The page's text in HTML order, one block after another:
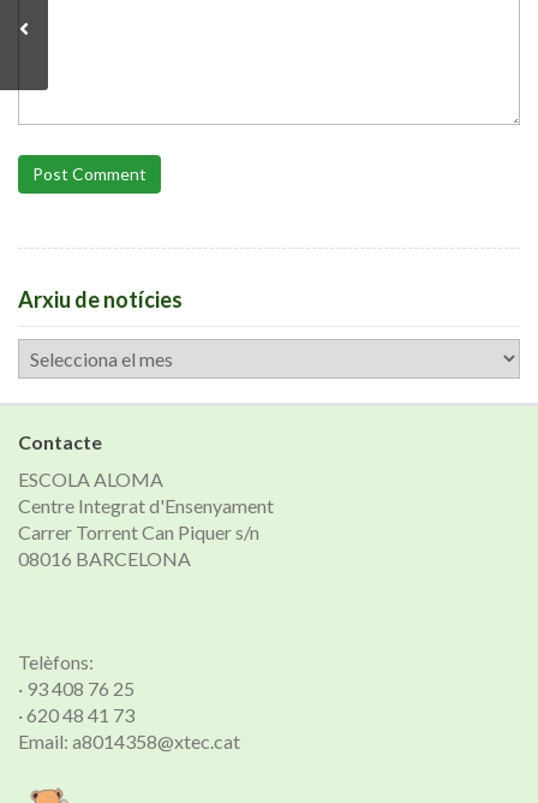
Post Comment
Arxiu de notícies
Arxiu
de
notícies
Contacte
ESCOLA ALOMA
Centre Integrat d'Ensenyament
Carrer Torrent Can Piquer s/n
08016 BARCELONA
Telèfons:
· 93 408 76 25
· 620 48 41 73
Email: a8014358@xtec.cat